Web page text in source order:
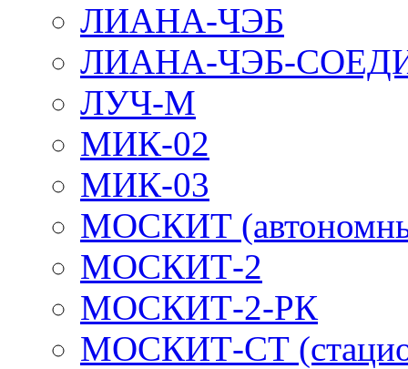
ЛИАНА-ЧЭБ
ЛИАНА-ЧЭБ-
ЛУЧ-М
МИК-02
МИК-03
МОСКИТ
МОСКИТ-2
МОСКИТ-2-РК
МОСКИТ-СТ